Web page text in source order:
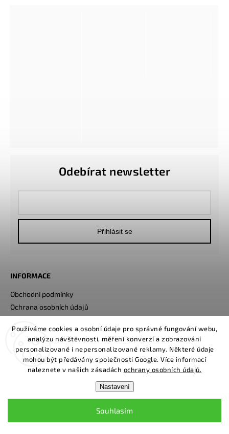
Používáme cookies a osobní údaje pro správné fungování webu,
analýzu návštěvnosti, měření konverzí a zobrazování
personalizované i nepersonalizované reklamy. Některé údaje
mohou být předávány společnosti Google. Více informací
naleznete v našich zásadách ochrany osobních údajů.
Nastavení
Souhlasím
INFORMACE
Obchodní podmínky
Ochrana osobních údajů
Cena dopravy
NÁPOVĚDA
Odebírat newsletter
Přihlásit se